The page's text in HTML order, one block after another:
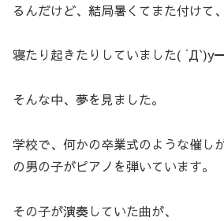
るんだけど、結局暑くてまた付けて、
寝たり起きたりしていました(
そんな中、夢を見ました。
学校で、何かの卒業式のような催し
の男の子がピアノを弾いています。
その子が演奏していた曲が、